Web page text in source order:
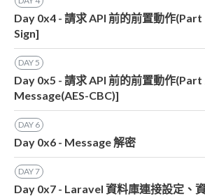
Day 0x4 - 請求 API 前的前置動作
Sign]
DAY5
Day 0x5 - 請求 API 前的前置動作(Part
Message(AES-CBC)]
DAY 6
Day 0x6 - Message 解密
DAY7
Day 0x7 - Laravel 資料庫連接設定、